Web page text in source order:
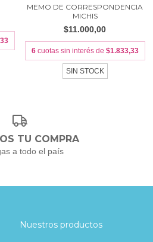
MEMO DE CORRESPONDENCIA
MICHIS
$11.000,00
6 cuotas sin interés de $1.833,33
SIN STOCK
TU COMPRA
a todo el país
Nuestros productos